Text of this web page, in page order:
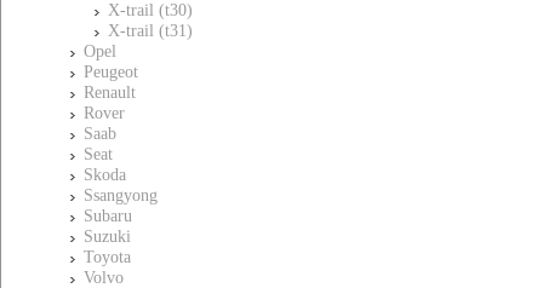
X-trail (t30)
X-trail (t31)
Opel
Peugeot
Renault
Rover
Saab
Seat
Skoda
Ssangyong
Subaru
Suzuki
Toyota
Volvo